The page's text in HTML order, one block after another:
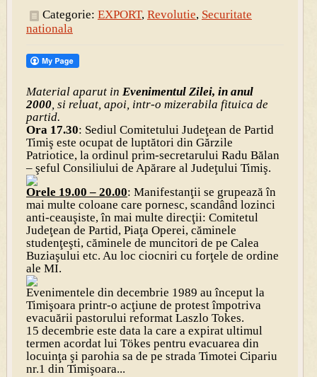
Categorie: EXPORT, Revolutie, Securitate
nationala
Material aparut in Evenimentul Zilei, in anul
2000, si reluat, apoi, intr-o mizerabila fituica de
partid.
Ora 17.30: Sediul Comitetului Judeţean de Partid
Timiş este ocupat de luptători din Gărzile
Patriotice, la ordinul prim-secretarului Radu Bălan
– şeful Consiliului de Apărare al Judeţului Timiş.
Orele 19.00 – 20.00: Manifestanţii se grupează în
mai multe coloane care pornesc, scandând lozinci
anti-ceauşiste, în mai multe direcţii: Comitetul
Judeţean de Partid, Piaţa Operei, căminele
studenţeşti, căminele de muncitori de pe Calea
Buziaşului etc. Au loc ciocniri cu forţele de ordine
ale MI.
Evenimentele din decembrie 1989 au început la
Timişoara printr-o acţiune de protest împotriva
evacuării pastorului reformat Laszlo Tokes.
15 decembrie este data la care a expirat ultimul
termen acordat lui Tökes pentru evacuarea din
locuinţa şi parohia sa de pe strada Timotei Cipariu
nr.1 din Timişoara...